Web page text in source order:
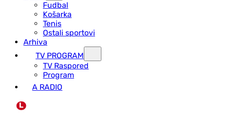
Fudbal
Košarka
Tenis
Ostali sportovi
Arhiva
TV PROGRAM
ТV Raspored
Program
A RADIO
L